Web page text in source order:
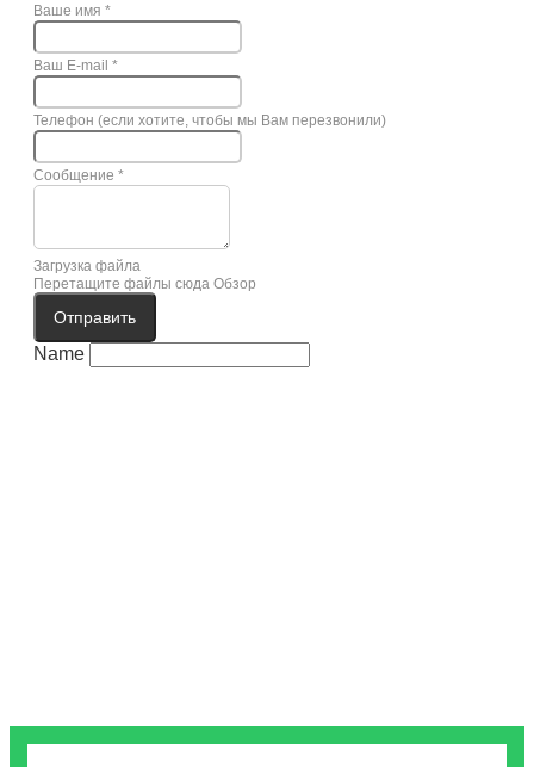
Ваше имя *
Ваш E-mail *
Телефон (если хотите, чтобы мы Вам перезвонили)
Сообщение *
Загрузка файла
Перетащите файлы сюда Обзор
Отправить
Name